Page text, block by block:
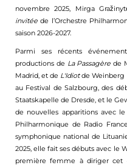
novembre 2025, Mirga
invitée de l’Orchestre
saison 2026-2027.
Parmi ses récents
productions de La Passagère de
Madrid, et de L'Idiotde Weinberg
au Festival de Salzbourg, des
Staatskapelle de Dresde, et le
de nouvelles apparitions avec
Philharmonique de Radio
symphonique national de
2025, elle fait ses débuts avec le
première femme à diriger cet